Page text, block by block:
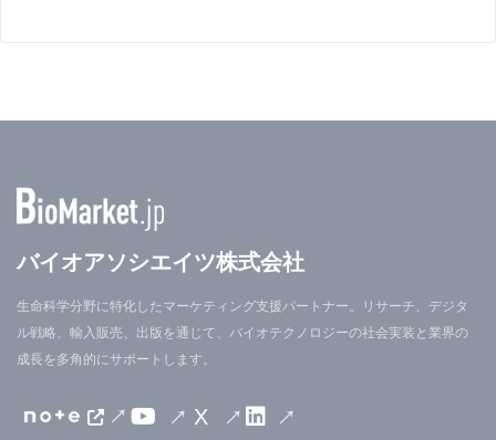
バイオアソシエイツ株式会社
生命科学分野に特化したマーケティング支援パートナー。リサーチ、デジタ
ル戦略、輸入販売、出版を通じて、バイオテクノロジーの社会実装と業界の
成長を多角的にサポートします。
X